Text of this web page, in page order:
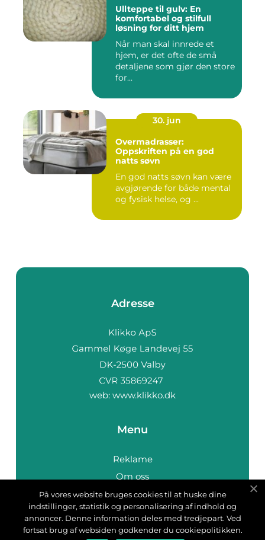
Ullteppe til gulv: En
komfortabel og stilfull
løsning for ditt hjem
Når man skal innrede et
hjem, er det ofte de små
detaljene som gjør den store
for...
30. jun
Overmadrasser:
Oppskriften på en god
natts søvn
En god natts søvn kan være
avgjørende for både mental
og fysisk helse, og ...
Adresse
web: www.klikko.dk
Menu
Reklame
Om oss
Cookies
Kontakt Oss
Sitemap
På vores website bruges cookies til at huske dine
indstillinger, statistik og personalisering af indhold og
annoncer. Denne information deles med tredjepart. Ved
fortsat brug af websiden godkender du cookiepolitikken.